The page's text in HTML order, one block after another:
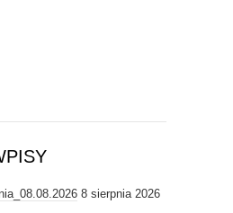
8 sierpnia 2026